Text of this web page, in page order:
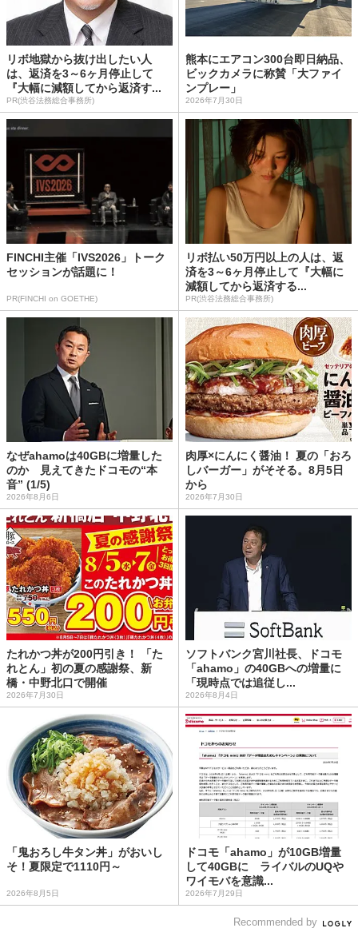
リボ地獄から抜け出したい人
は、返済を3～6ヶ月停止して
『大幅に減額してから返済す...
PR(渋谷法務総合事務所)
熊本にエアコン300台即日納品、
ビックカメラに称賛「大ファイ
ンプレー」
2026年7月30日
FINCHI主催「IVS2026」トーク
セッションが話題に！
PR(FINCHI on GOETHE)
リボ払い50万円以上の人は、返
済を3～6ヶ月停止して『大幅に
減額してから返済する...
PR(渋谷法務総合事務所)
なぜahamoは40GBに増量した
のか 見えてきたドコモの“本
音” (1/5)
2026年8月6日
肉厚×にんにく醤油！ 夏の「おろ
しバーガー」がそそる。8月5日
から
2026年7月30日
たれかつ丼が200円引き！ 「た
れとん」初の夏の感謝祭、新
橋・中野北口で開催
2026年7月30日
ソフトバンク宮川社長、ドコモ
「ahamo」の40GBへの増量に
「現時点では追従し...
2026年8月4日
「鬼おろし牛タン丼」がおいし
そ！夏限定で1110円～
2026年8月5日
ドコモ「ahamo」が10GB増量
して40GBに ライバルのUQや
ワイモバを意識...
2026年7月29日
Recommended by